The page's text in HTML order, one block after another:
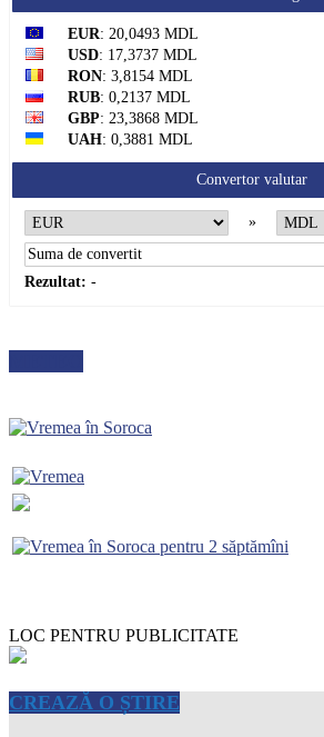
EUR: 20,0493 MDL
USD: 17,3737 MDL
RON: 3,8154 MDL
RUB: 0,2137 MDL
GBP: 23,3868 MDL
UAH: 0,3881 MDL
Convertor valutar
»
Rezultat: -
LOC PENTRU PUBLICITATE
CREAZĂ O ȘTIRE